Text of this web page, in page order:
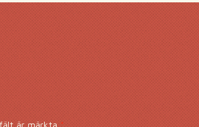
är märkta*